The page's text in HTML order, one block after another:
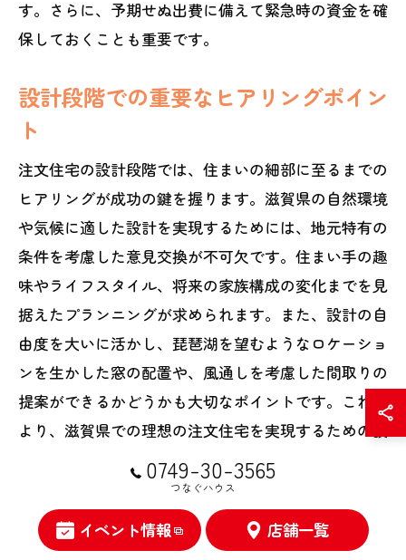
す。さらに、予期せぬ出費に備えて緊急時の資金を確
保しておくことも重要です。
設計段階での重要なヒアリングポイン
ト
注文住宅の設計段階では、住まいの細部に至るまでの
ヒアリングが成功の鍵を握ります。滋賀県の自然環境
や気候に適した設計を実現するためには、地元特有の
条件を考慮した意見交換が不可欠です。住まい手の趣
味やライフスタイル、将来の家族構成の変化までを見
据えたプランニングが求められます。また、設計の自
由度を大いに活かし、琵琶湖を望むようなロケーショ
ンを生かした窓の配置や、風通しを考慮した間取りの
提案ができるかどうかも大切なポイントです。これに
より、滋賀県での理想の注文住宅を実現するための設
計がより具体的なものになります。
契約時に確認すべき事項
0749-30-3565
つなぐハウス
イベント情報 店舗一覧